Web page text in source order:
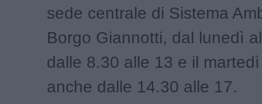
sede centrale di Sistema
Borgo Giannotti, dal lunedì
dalle 8.30 alle 13 e il
anche dalle 14.30 alle 17.